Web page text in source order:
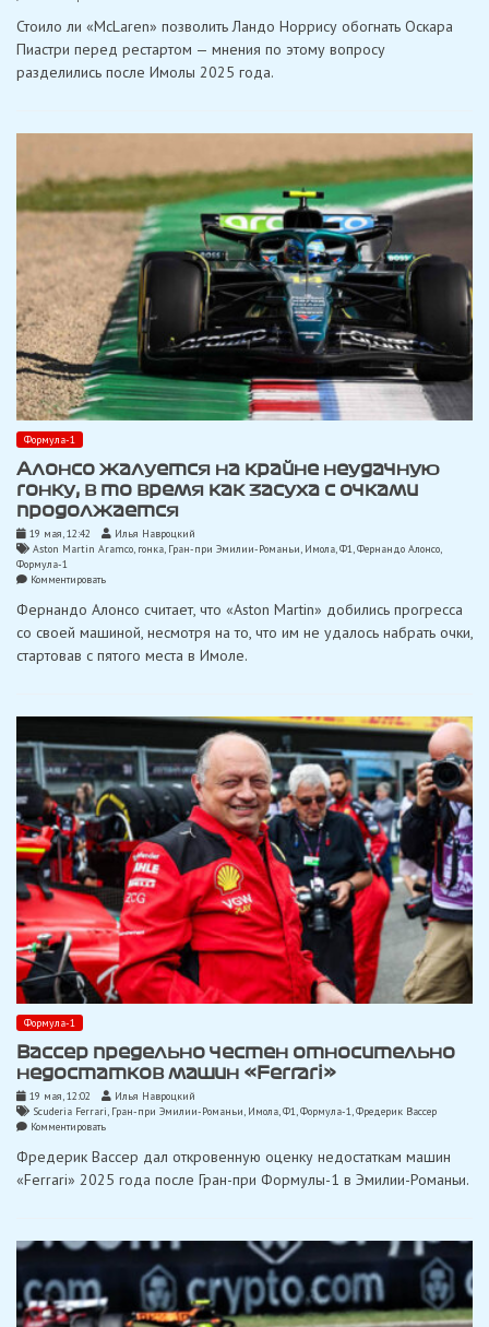
критикует:
продемонстрировал
слабость
в
Стоило ли «McLaren» позволить Ландо Норрису обогнать Оскара
Пиастри перед рестартом — мнения по этому вопросу
разделились после Имолы 2025 года.
Формула-1
Алонсо жалуется на крайне неудачную
гонку, в то время как засуха с очками
продолжается
19 мая, 12:42
Илья Навроцкий
Aston Martin Aramco, гонка, Гран-при Эмилии-Романьи, Имола,Ф1,Фернандо Алонсо
Формула-1
Комментироватьon
жалуется
крайне
неудачную
время
засуха
с
очками
продолжается
Фернандо Алонсо считает, что «Aston Martin» добились прогресса
со своей машиной, несмотря на то, что им не удалось набрать очки,
стартовав с пятого места в Имоле.
Формула-1
Вассер предельно честен относительно
недостатков машин «Ferrari»
19 мая, 12:02
Илья Навроцкий
Scuderia Ferrari, Гран-при Эмилии-Романьи, Имола,Ф1,Формула-1,Фредерик Вассер
Комментироватьon
предельно
честен
относительно
Фредерик Вассер дал откровенную оценку недостаткам машин
«Ferrari» 2025 года после Гран-при Формулы-1 в Эмилии-Романьи.